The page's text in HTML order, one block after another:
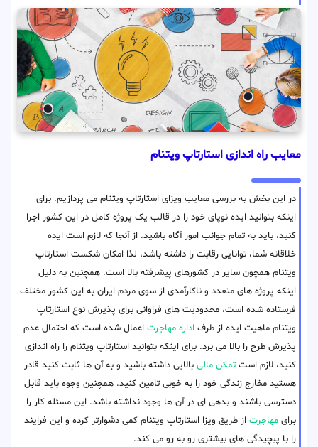
معایب راه اندازی استارتاپ ویتنام
در این بخش به بررسی معایب ویزای استارتاپ ویتنام می پردازیم. برای
اینکه بتوانید ایده نوپای خود را در قالب یک پروژه کامل در این کشور اجرا
کنید، باید به تمام جوانب امور آگاه باشید. از آنجا که لازم است ایده
خلاقانه شما، توانایی رقابت را داشته باشد، لذا امکان شکست استارتاپ
ویتنام همچون سایر در کشورهای پیشرفته بالا است. همچنین به دلیل
اینکه پروژه های متعدد و ناکارآمدی از سوی مردم ایران به این کشور مختلف
فرستاده شده است، محدودیت های فراوانی برای پذیرش نوع استارتاپ
ویتنام ماهیت ایده از طرف اداره مهاجرت اعمال شده است که احتمال عدم
پذیرش طرح را بالا می برد. برای اینکه بتوانید استارتاپ ویتنام را راه اندازی
کنید، لازم است تمکن مالی بالایی داشته باشید و به آن ها ثابت کنید قادر
هستید مخارج زندگی خود را به خوبی تامین کنید. همچنین وجوه باید قابل
دسترسی باشند و بدهی ای در آن ها وجود نداشته باشد. این مسئله کار را
برای مهاجرت از طریق ویزا استارتاپ ویتنام کمی دشوارتر کرده و این فرایند
را با پیچیدگی های بیشتری رو به رو می کند.